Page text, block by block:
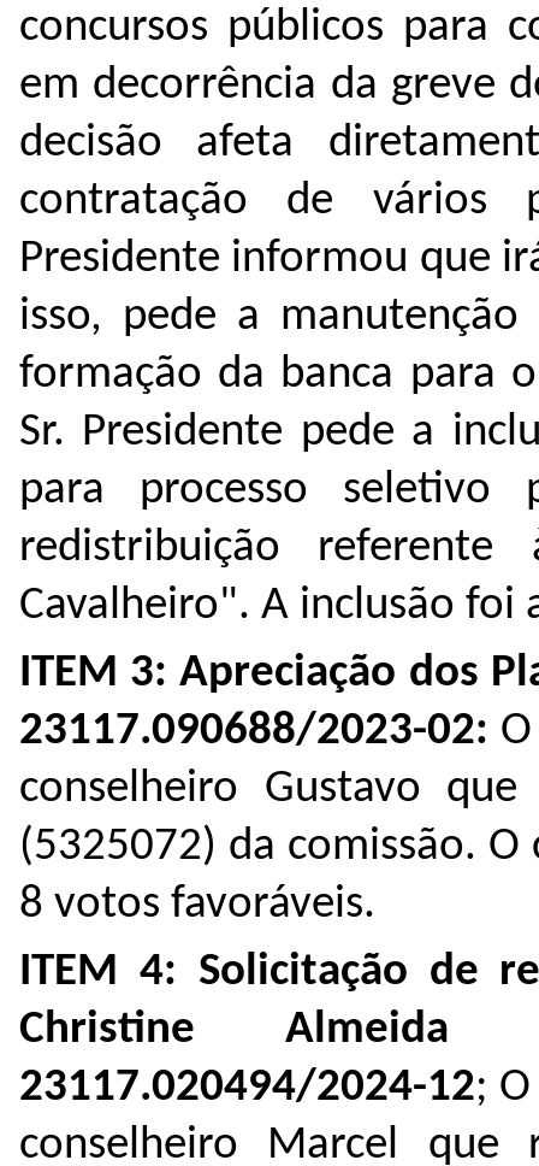
concursos públicos para
em decorrência da greve
decisão afeta
contratação de vários
Presidente informou que
isso, pede a
formação da banca para
Sr. Presidente pede a
para processo seletivo
redistribuição
Cavalheiro". A inclusão foi
ITEM 3: Apreciação dos
23117.090688/2023-02:
conselheiro Gustavo
(5325072) da comissão.
8 votos favoráveis.
ITEM 4: Solicitação de
Christine
23117.020494/2024-12;
conselheiro Marcel